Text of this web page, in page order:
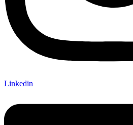
Linkedin